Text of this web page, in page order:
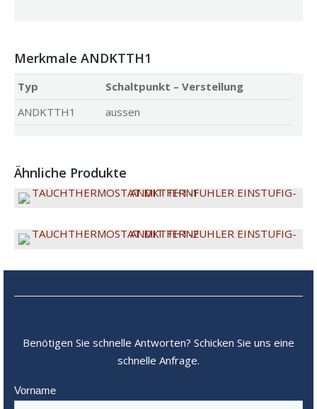
Merkmale ANDKTTH1
Typ
Schaltpunkt – Verstellung
ANDKTTH1
aussen
Ähnliche Produkte
Benötigen Sie schnelle Antworten? Schicken Sie uns eine
schnelle Anfrage.